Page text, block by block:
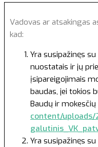
Vadovas ar atsakingas
kad:
Yra susipažinęs
nuostatais ir jų
įsipareigojimais
baudas, jei tokios
Baudų ir
content/
Yra susipažinęs